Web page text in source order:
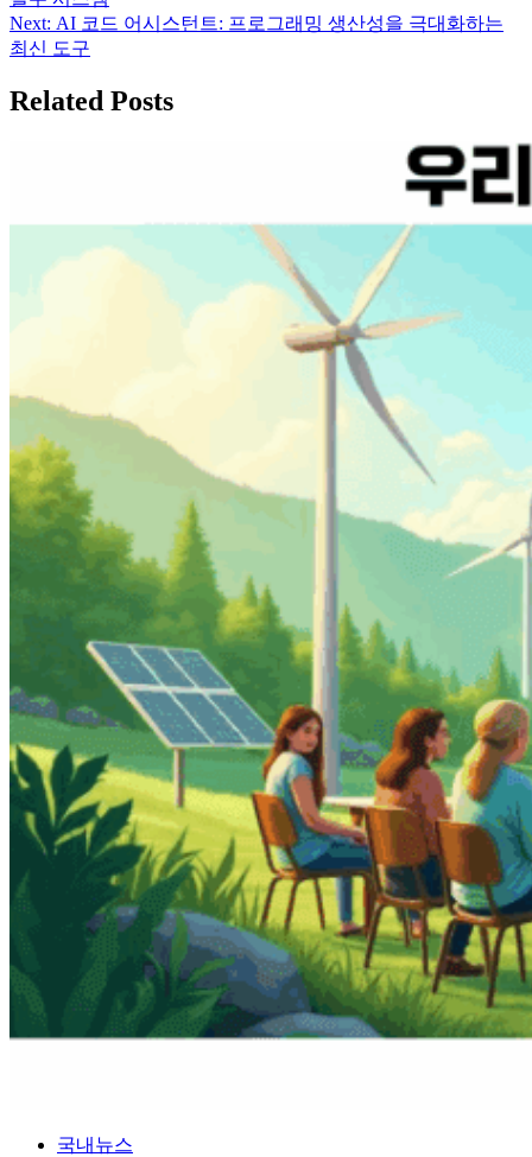
탐
색
Next: AI 코드 어시스턴트: 프로그래밍 생산성을 극대화하는
최신 도구
Related Posts
국내뉴스